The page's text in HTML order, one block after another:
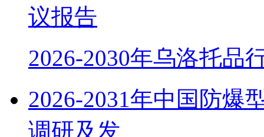
议报告
2026-2030年乌洛托品
2026-2031年中国防爆
调研及发